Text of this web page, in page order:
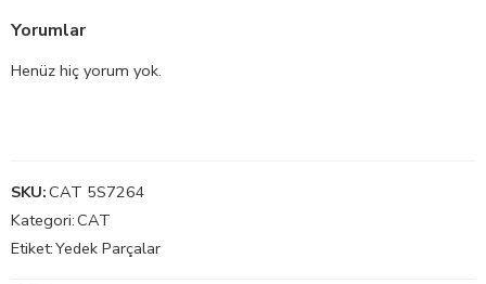
Yorumlar
Henüz hiç yorum yok.
SKU:CAT 5S7264
Kategori:CAT
Etiket:Yedek Parçalar